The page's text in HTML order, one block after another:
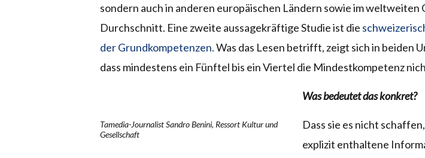
sondern auch in anderen europäischen Ländern sowie im weltweiten
Durchschnitt. Eine zweite aussagekräftige Studie ist die
der Grundkompetenzen.Was das Lesen betrifft, zeigt sich in beiden
dass mindestens ein Fünftel bis ein Viertel die Mindestkompetenz
Tamedia-Journalist Sandro Benini, Ressort Kultur und
Gesellschaft
Was bedeutet das konkret?
Dass sie es nicht
explizit enthaltene